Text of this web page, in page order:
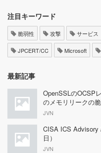
注目キーワード
脆弱性 攻撃 サービス
JPCERT/CC Microsoft
最新記事
OpenSSLのOCSP
のメモリリークの
JVN
CISA ICS Advisory
日）
JVN